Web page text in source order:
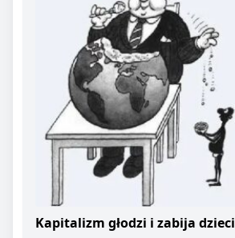
Kapitalizm głodzi i zabija dzieci